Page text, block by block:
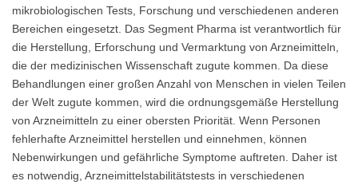
mikrobiologischen Tests, Forschung und verschiedenen anderen
Bereichen eingesetzt. Das Segment Pharma ist verantwortlich für
die Herstellung, Erforschung und Vermarktung von Arzneimitteln,
die der medizinischen Wissenschaft zugute kommen. Da diese
Behandlungen einer großen Anzahl von Menschen in vielen Teilen
der Welt zugute kommen, wird die ordnungsgemäße Herstellung
von Arzneimitteln zu einer obersten Priorität. Wenn Personen
fehlerhafte Arzneimittel herstellen und einnehmen, können
Nebenwirkungen und gefährliche Symptome auftreten. Daher ist
es notwendig, Arzneimittelstabilitätstests in verschiedenen